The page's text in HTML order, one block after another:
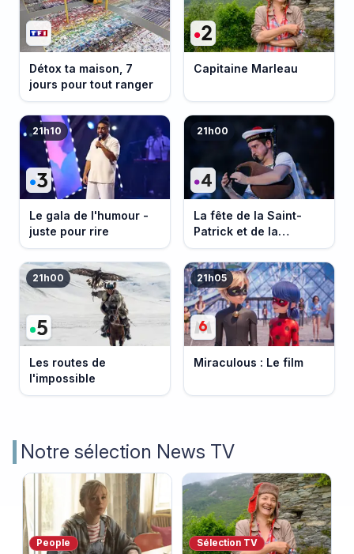
Détox ta maison, 7
jours pour tout ranger
Capitaine Marleau
21h10
Le gala de l'humour -
juste pour rire
21h00
La fête de la Saint-
Patrick et de la
Bretagne
21h00
Les routes de
l'impossible
21h05
Miraculous : Le film
Notre sélection News TV
People Sélection TV